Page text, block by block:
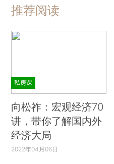
推荐阅读
私房课
向松祚：宏观经济70
讲，带你了解国内外
经济大局
2022年04月06日